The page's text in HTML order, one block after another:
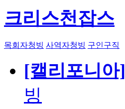
크리스천잡스
목회자청빙 사역자청빙 구인구직
[캘리포니아]
빙